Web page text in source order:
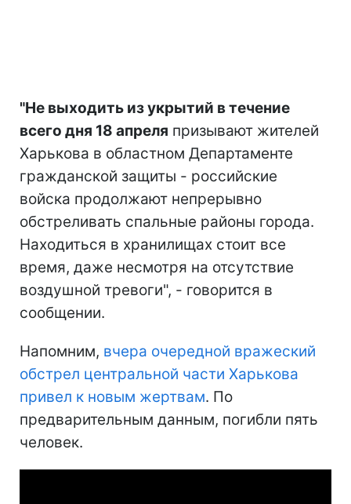
"Не выходить из укрытий в течение
всего дня 18 апреля призывают жителей
Харькова в областном Департаменте
гражданской защиты - российские
войска продолжают непрерывно
обстреливать спальные районы города.
Находиться в хранилищах стоит все
время, даже несмотря на отсутствие
воздушной тревоги", - говорится в
сообщении.
Напомним, вчера очередной вражеский
обстрел центральной части Харькова
привел к новым жертвам. По
предварительным данным, погибли пять
человек.